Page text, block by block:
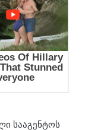
სა­ა­გენ­ტოს